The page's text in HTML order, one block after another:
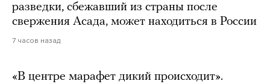
разведки, сбежавший из страны после
свержения Асада, может находиться в России
7 часов назад
«В центре марафет дикий происходит».